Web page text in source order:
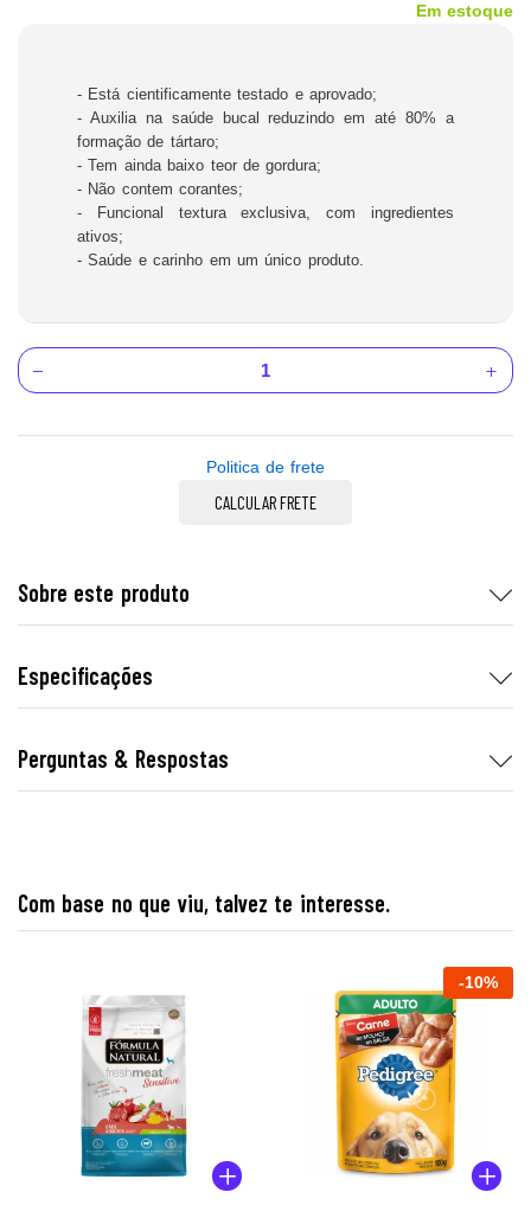
Em estoque
- Está cientificamente testado e aprovado;
- Auxilia na saúde bucal reduzindo em até 80% a
formação de tártaro;
- Tem ainda baixo teor de gordura;
- Não contem corantes;
- Funcional textura exclusiva, com ingredientes
ativos;
- Saúde e carinho em um único produto.
Politica de frete
CALCULAR FRETE
Sobre este produto
Especificações
Perguntas & Respostas
Com base no que viu, talvez te interesse.
-10%